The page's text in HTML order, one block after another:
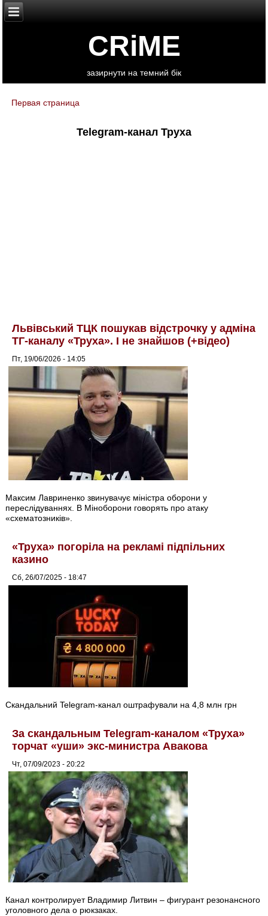
CRiME
зазирнути на темний бік
You are here
Первая страница
Telegram-канал Труха
Львівський ТЦК пошукав відстрочку у адміна
ТГ-каналу «Труха». І не знайшов (+відео)
Пт, 19/06/2026 - 14:05
Максим Лавриненко звинувачує міністра оборони у
переслідуваннях. В Міноборони говорять про атаку
«схематозників».
«Труха» погоріла на рекламі підпільних
казино
Сб, 26/07/2025 - 18:47
Скандальний Telegram-канал оштрафували на 4,8 млн грн
За скандальным Telegram-каналом «Труха»
торчат «уши» экс-министра Авакова
Чт, 07/09/2023 - 20:22
Канал контролирует Владимир Литвин – фигурант резонансного
уголовного дела о рюкзаках.